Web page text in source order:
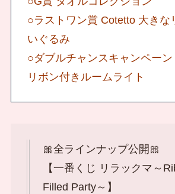
○ラストワン賞 Cotetto 大きな
いぐるみ
○ダブルチャンスキャンペー
リボン付きルームライト
🎀全ラインナップ公開🎀
【一番くじ リラックマ～
Filled Party～】